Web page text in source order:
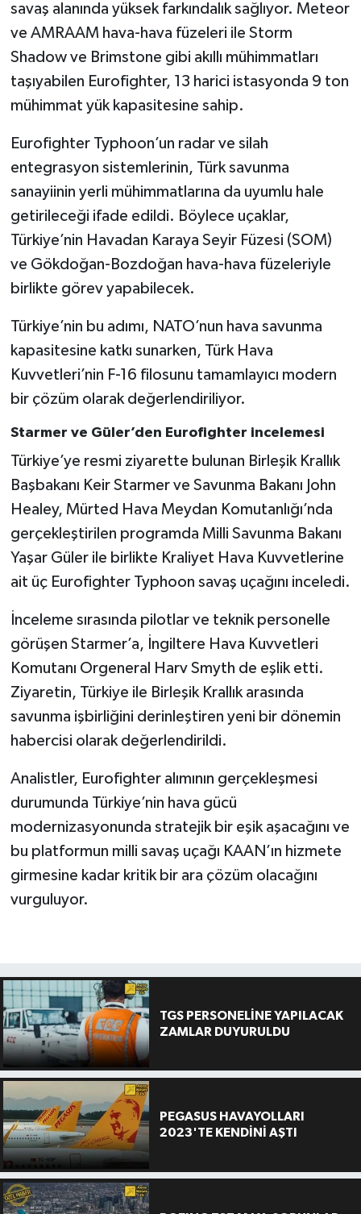
savaş alanında yüksek farkındalık sağlıyor. Meteor
ve AMRAAM hava-hava füzeleri ile Storm
Shadow ve Brimstone gibi akıllı mühimmatları
taşıyabilen Eurofighter, 13 harici istasyonda 9 ton
mühimmat yük kapasitesine sahip.
Eurofighter Typhoon’un radar ve silah
entegrasyon sistemlerinin, Türk savunma
sanayiinin yerli mühimmatlarına da uyumlu hale
getirileceği ifade edildi. Böylece uçaklar,
Türkiye’nin Havadan Karaya Seyir Füzesi (SOM)
ve Gökdoğan-Bozdoğan hava-hava füzeleriyle
birlikte görev yapabilecek.
Türkiye’nin bu adımı, NATO’nun hava savunma
kapasitesine katkı sunarken, Türk Hava
Kuvvetleri’nin F-16 filosunu tamamlayıcı modern
bir çözüm olarak değerlendiriliyor.
Starmer ve Güler’den Eurofighter incelemesi
Türkiye’ye resmi ziyarette bulunan Birleşik Krallık
Başbakanı Keir Starmer ve Savunma Bakanı John
Healey, Mürted Hava Meydan Komutanlığı’nda
gerçekleştirilen programda Milli Savunma Bakanı
Yaşar Güler ile birlikte Kraliyet Hava Kuvvetlerine
ait üç Eurofighter Typhoon savaş uçağını inceledi.
İnceleme sırasında pilotlar ve teknik personelle
görüşen Starmer’a, İngiltere Hava Kuvvetleri
Komutanı Orgeneral Harv Smyth de eşlik etti.
Ziyaretin, Türkiye ile Birleşik Krallık arasında
savunma işbirliğini derinleştiren yeni bir dönemin
habercisi olarak değerlendirildi.
Analistler, Eurofighter alımının gerçekleşmesi
durumunda Türkiye’nin hava gücü
modernizasyonunda stratejik bir eşik aşacağını ve
bu platformun milli savaş uçağı KAAN’ın hizmete
girmesine kadar kritik bir ara çözüm olacağını
vurguluyor.
TGS PERSONELİNE YAPILACAK
ZAMLAR DUYURULDU
PEGASUS HAVAYOLLARI
2023'TE KENDİNİ AŞTI